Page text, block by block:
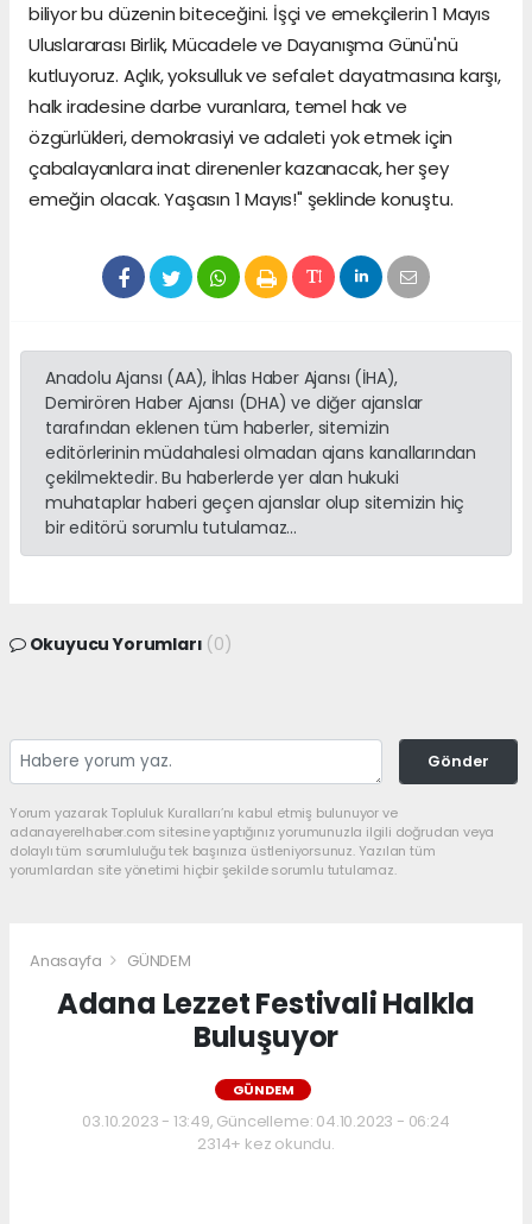
biliyor bu düzenin biteceğini. İşçi ve emekçilerin 1 Mayıs
Uluslararası Birlik, Mücadele ve Dayanışma Günü'nü
kutluyoruz. Açlık, yoksulluk ve sefalet dayatmasına karşı,
halk iradesine darbe vuranlara, temel hak ve
özgürlükleri, demokrasiyi ve adaleti yok etmek için
çabalayanlara inat direnenler kazanacak, her şey
emeğin olacak. Yaşasın 1 Mayıs!" şeklinde konuştu.
Anadolu Ajansı (AA), İhlas Haber Ajansı (İHA),
Demirören Haber Ajansı (DHA) ve diğer ajanslar
tarafından eklenen tüm haberler, sitemizin
editörlerinin müdahalesi olmadan ajans kanallarından
çekilmektedir. Bu haberlerde yer alan hukuki
muhataplar haberi geçen ajanslar olup sitemizin hiç
bir editörü sorumlu tutulamaz...
Okuyucu Yorumları (0)
Gönder
Yorum yazarak Topluluk Kuralları’nı kabul etmiş bulunuyor ve
adanayerelhaber.com sitesine yaptığınız yorumunuzla ilgili doğrudan veya
dolaylı tüm sorumluluğu tek başınıza üstleniyorsunuz. Yazılan tüm
yorumlardan site yönetimi hiçbir şekilde sorumlu tutulamaz.
Anasayfa GÜNDEM
Adana Lezzet Festivali Halkla
Buluşuyor
GÜNDEM
03.10.2023 - 13:49, Güncelleme: 04.10.2023 - 06:24
2314+ kez okundu.